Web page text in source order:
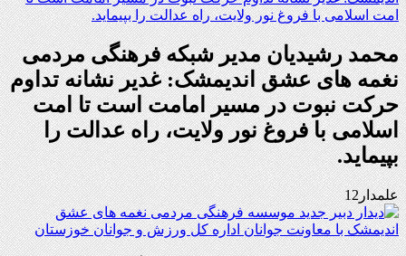
محمد رشیدیان مدیر شبکه فرهنگی مردمی
نغمه های عشق اندیمشک: غدیر نشانه تداوم
حرکت نبوت در مسیر امامت است تا امت
اسلامی با فروغ نور ولایت، راه عدالت را
بپیماید.
علمدار12